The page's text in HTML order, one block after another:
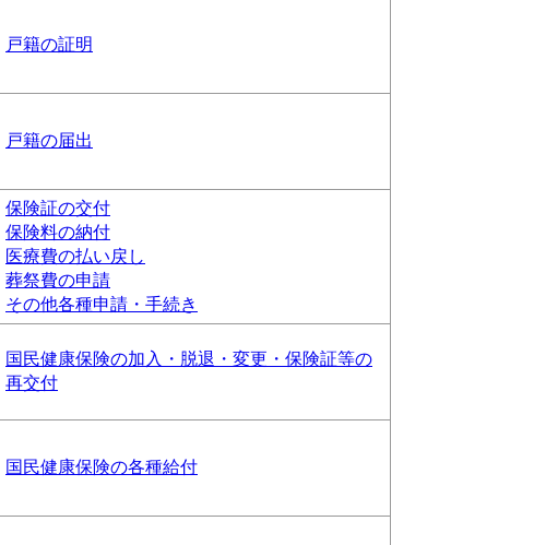
戸籍の証明
戸籍の届出
保険証の交付
保険料の納付
医療費の払い戻し
葬祭費の申請
その他各種申請・手続き
国民健康保険の加入・脱退・変更・保険証等の
再交付
国民健康保険の各種給付